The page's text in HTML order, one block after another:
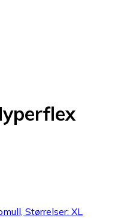
Størrelser: XL